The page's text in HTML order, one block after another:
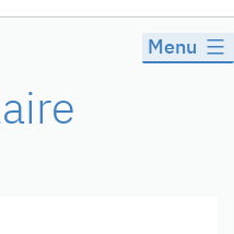
Menu